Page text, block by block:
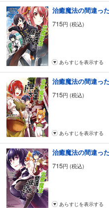
715円 (税込)
あらすじを表示する
715円 (税込)
あらすじを表示する
715円 (税込)
あらすじを表示する